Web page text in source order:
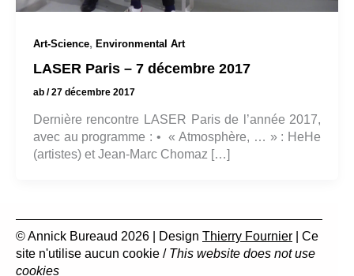
Art-Science, Environmental Art
LASER Paris – 7 décembre 2017
ab /27 décembre 2017
Dernière rencontre LASER Paris de l’année 2017,
avec au programme : • « Atmosphère, … » : HeHe
(artistes) et Jean-Marc Chomaz […]
© Annick Bureaud 2026 | Design Thierry Fournier | Ce
site n'utilise aucun cookie / This website does not use
cookies